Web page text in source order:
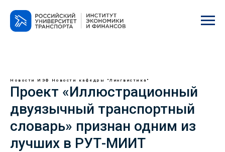
Новости ИЭФ Новости кафедры "Лингвистика"
Проект «Иллюстрационный
двуязычный транспортный
словарь» признан одним из
лучших в РУТ-МИИТ